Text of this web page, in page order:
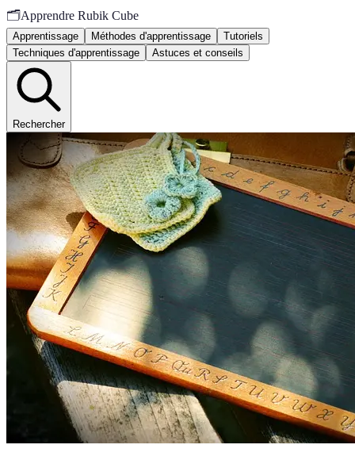
🗂️Apprendre Rubik Cube
Apprentissage Méthodes d'apprentissage
Tutoriels
Techniques d'apprentissage
Astuces et conseils
Rechercher